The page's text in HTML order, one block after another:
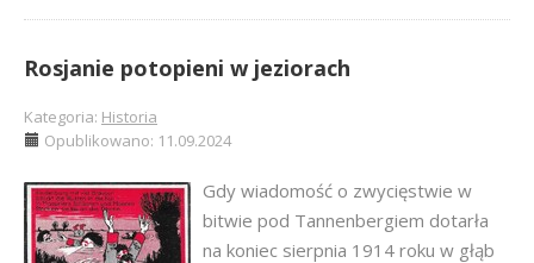
Rosjanie potopieni w jeziorach
Kategoria: Historia
Opublikowano: 11.09.2024
Gdy wiadomość o zwycięstwie w
bitwie pod Tannenbergiem dotarła
na koniec sierpnia 1914 roku w głąb